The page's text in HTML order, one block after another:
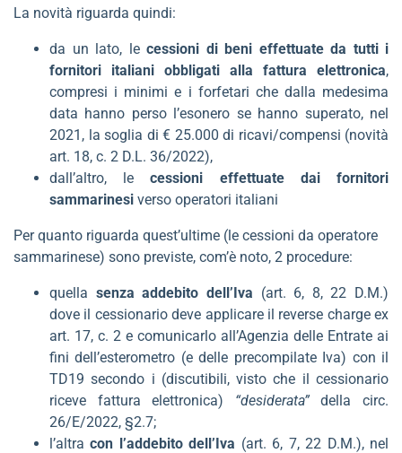
La novità riguarda quindi:
da un lato, le cessioni di beni effettuate da tutti i
fornitori italiani obbligati alla fattura elettronica,
compresi i minimi e i forfetari che dalla medesima
data hanno perso l’esonero se hanno superato, nel
2021, la soglia di € 25.000 di ricavi/compensi (novità
art. 18, c. 2 D.L. 36/2022),
dall’altro, lecessioni effettuate dai fornitori
sammarinesi verso operatori italiani
Per quanto riguarda quest’ultime (le cessioni da operatore
sammarinese) sono previste, com’è noto, 2 procedure:
quella senza addebito dell’Iva (art. 6, 8, 22 D.M.)
dove il cessionario deve applicare il reverse charge ex
art. 17, c. 2 e comunicarlo all’Agenzia delle Entrate ai
fini dell’esterometro (e delle precompilate Iva) con il
TD19 secondo i (discutibili, visto che il cessionario
riceve fattura elettronica) “desiderata”della circ.
26/E/2022, §2.7;
l’altracon l’addebito dell’Iva (art. 6, 7, 22 D.M.), nel